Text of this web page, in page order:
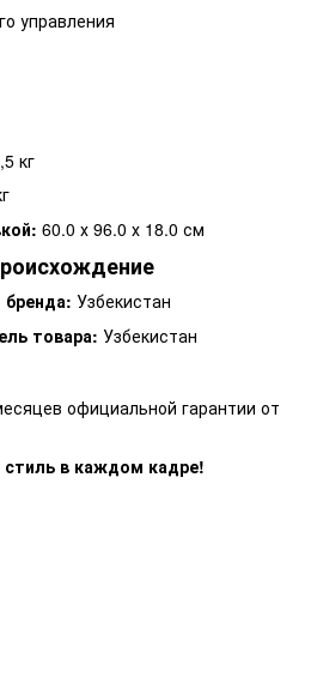
управления
кг
60.0 х 96.0 х 18.0 см
бренда: Узбекистан
товара: Узбекистан
официальной гарантии от
в каждом кадре!